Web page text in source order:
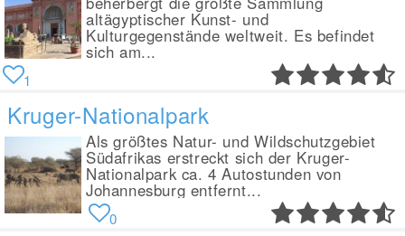
altägyptischer Kunst- und
Kulturgegenstände weltweit. Es befindet
sich am...
1
Kruger-Nationalpark
Als größtes Natur- und Wildschutzgebiet
Südafrikas erstreckt sich der Kruger-
Nationalpark ca. 4 Autostunden von
Johannesburg entfernt...
0